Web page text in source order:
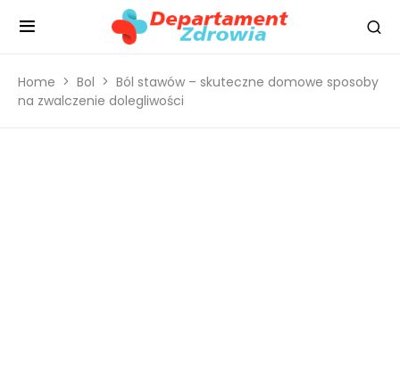
Home Bol
Ból stawów – skuteczne domowe sposoby
na zwalczenie dolegliwości